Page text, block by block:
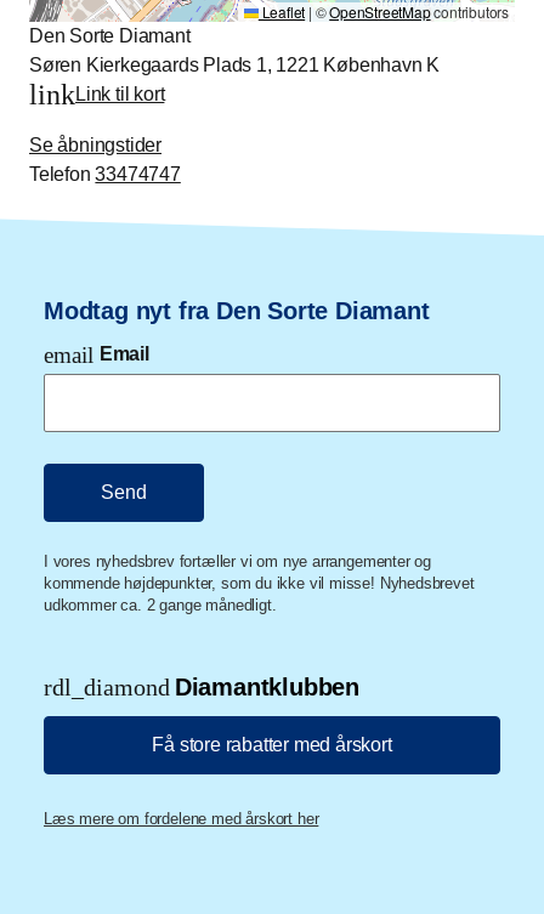
Leaflet | ©OpenStreetMapcontributors
Den Sorte Diamant
Søren Kierkegaards Plads 1, 1221 København K
linkLink til kort
Se åbningstider
Telefon33474747
Modtag nyt fra Den Sorte Diamant
email Email
I vores nyhedsbrev fortæller vi om nye arrangementer og
kommende højdepunkter, som du ikke vil misse! Nyhedsbrevet
udkommer ca. 2 gange månedligt.
rdl_diamond Diamantklubben
Få store rabatter med årskort
Læs mere om fordelene med årskort her